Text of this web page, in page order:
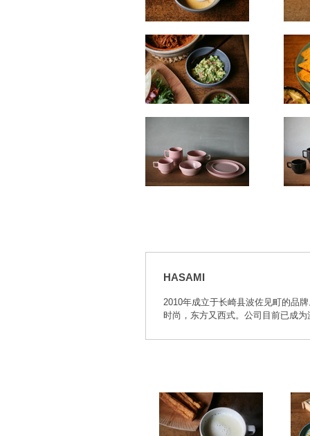
HASAMI
2010年成立于长崎县波佐见町的品
时尚，东方又西式。公司目前已成